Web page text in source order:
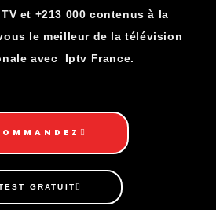
et +213 000 contenus à la
le meilleur de la télévision
avec Iptv France.
GRATUIT